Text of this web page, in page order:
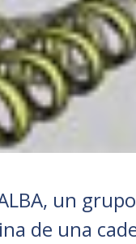
un
de una